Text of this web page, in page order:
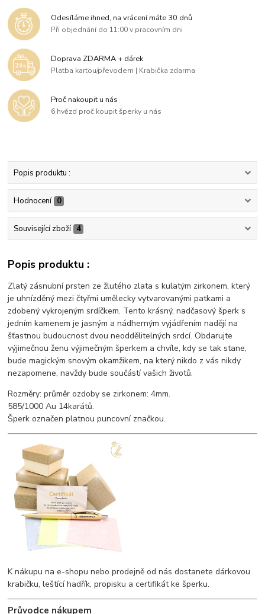
Odesíláme ihned, na vrácení máte 30 dnů
Při objednání do 11:00 v pracovním dni
Doprava ZDARMA + dárek
Platba kartou/převodem | Krabička zdarma
Proč nakoupit u nás
6 hvězd proč koupit šperky u nás
Popis produktu :
Hodnocení 0
Související zboží 4
Popis produktu :
Zlatý zásnubní prsten ze žlutého zlata s kulatým zirkonem, který
je uhnízděný mezi čtyřmi umělecky vytvarovanými patkami a
zdobený vykrojeným srdíčkem. Tento krásný, nadčasový šperk s
jedním kamenem je jasným a nádherným vyjádřením nadějí na
šťastnou budoucnost dvou neoddělitelných srdcí. Obdarujte
výjimečnou ženu výjimečným šperkem a chvíle, kdy se tak stane,
bude magickým snovým okamžikem, na který nikdo z vás nikdy
nezapomene, navždy bude součástí vašich životů.
Rozměry: průměr ozdoby se zirkonem: 4mm.
585/1000 Au 14karátů.
Šperk označen platnou puncovní značkou.
K nákupu na e-shopu nebo prodejně od nás dostanete dárkovou
krabičku, leštící hadřík, propisku a certifikát ke šperku.
Průvodce nákupem